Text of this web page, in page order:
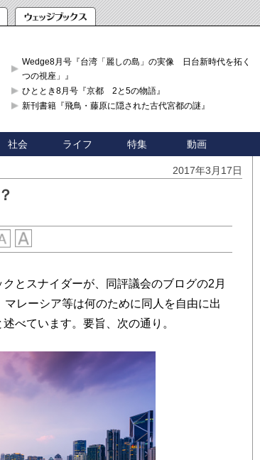
Wedge8月号『台湾「麗しの島」の実像 日台新時代を拓く「3
つの視座」』
ひととき8月号『京都 2と5の物語』
新刊書籍『飛鳥・藤原に隠された古代宮都の謎』
社会 ライフ 特集 動画
2017年3月17日
とスナイダーが、同評議会のブログの2月
レーシア等は何のために同人を自由に出
べています。要旨、次の通り。